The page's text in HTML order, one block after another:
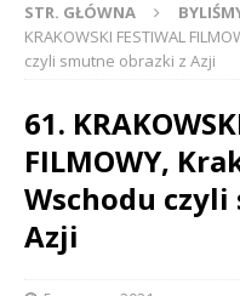
STR. GŁÓWNA
KRAKOWSKI FESTIWAL
czyli smutne obrazki z Azji
61.
FILMOWY,
Wschodu
Azji